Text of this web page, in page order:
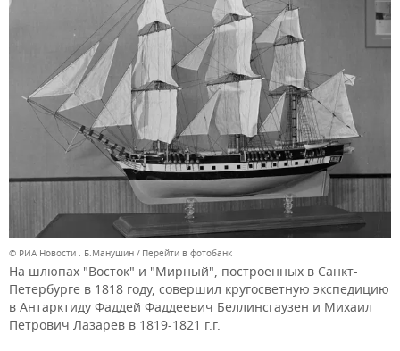
© РИА Новости . Б.Манушин Перейти в фотобанк
На шлюпах "Восток" и "Мирный", построенных в Санкт-
Петербурге в 1818 году, совершил кругосветную экспедицию
в Антарктиду Фаддей Фаддеевич Беллинсгаузен и Михаил
Петрович Лазарев в 1819-1821 г.г.